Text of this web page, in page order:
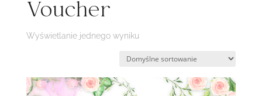
Voucher
Wyświetlanie jednego wyniku